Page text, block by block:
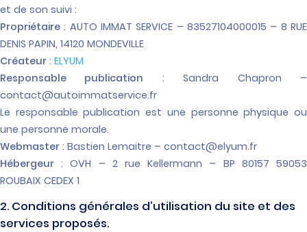
et de son suivi :
Propriétaire : AUTO IMMAT SERVICE – 83527104000015 – 8 RUE
DENIS PAPIN, 14120 MONDEVILLE
Créateur : ELYUM
Responsable publication : Sandra Chapron –
contact@autoimmatservice.fr
Le responsable publication est une personne physique ou
une personne morale.
Webmaster : Bastien Lemaitre – contact@elyum.fr
Hébergeur : OVH – 2 rue Kellermann – BP 80157 59053
ROUBAIX CEDEX 1
2. Conditions générales d’utilisation du site et des
services proposés.